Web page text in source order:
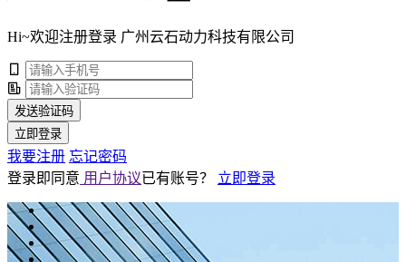
Hi~欢迎注册登录 广州云石动力科技有限公司
发送验证码
立即登录
我要注册 忘记密码
登录即同意 用户协议已有账号？ 立即登录